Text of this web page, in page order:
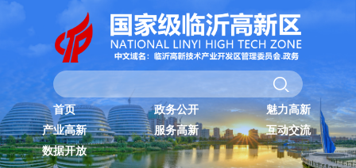
首页 政务公开
魅力高新
产业高新
服务高新
互动交流
数据开放